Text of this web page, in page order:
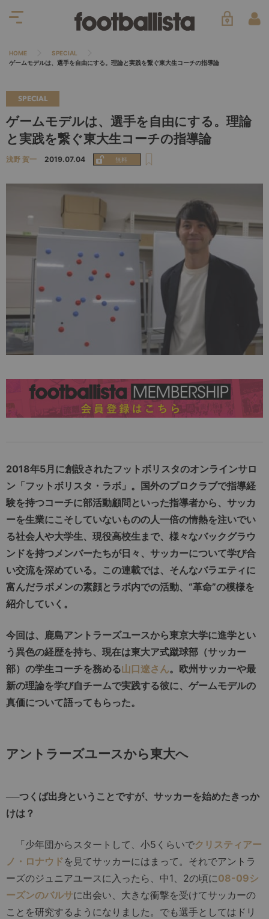
HOME
SPECIAL
ゲームモデルは、選手を自由にする。理論と実践を繋ぐ東大生コーチの指導論
SPECIAL
ゲームモデルは、選手を自由にする。理論
と実践を繋ぐ東大生コーチの指導論
浅野 賀一 2019.07.04
2018年5月に創設されたフットボリスタのオンラインサロ
ン「フットボリスタ・ラボ」。国外のプロクラブで指導経
験を持つコーチに部活動顧問といった指導者から、サッカ
ーを生業にこそしていないものの人一倍の情熱を注いでい
る社会人や大学生、現役高校生まで、様々なバックグラウ
ンドを持つメンバーたちが日々、サッカーについて学び合
い交流を深めている。この連載では、そんなバラエティに
富んだラボメンの素顔とラボ内での活動、“革命”の模様を
紹介していく。
今回は、鹿島アントラーズユースから東京大学に進学とい
う異色の経歴を持ち、現在は東大ア式蹴球部（サッカー
部）の学生コーチを務める山口遼さん。欧州サッカーや最
新の理論を学び自チームで実践する彼に、ゲームモデルの
真価について語ってもらった。
アントラーズユースから東大へ
──つくば出身ということですが、サッカーを始めたきっか
けは？
「少年団からスタートして、小5くらいでクリスティアー
ノ・ロナウドを見てサッカーにはまって。それでアントラ
ーズのジュニアユースに入ったら、中1、2の頃に08-09シ
ーズンのバルサに出会い、大きな衝撃を受けてサッカーの
ことを研究するようになりました。でも選手としてはドリ